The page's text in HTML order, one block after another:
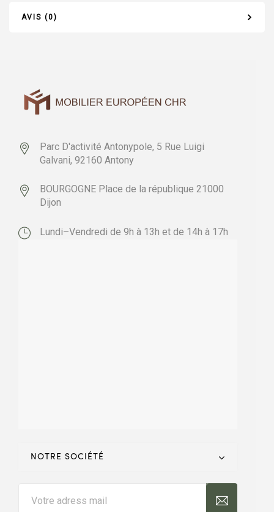
AVIS (0)
Parc D'activité Antonypole, 5 Rue Luigi
Galvani, 92160 Antony
BOURGOGNE Place de la république 21000
Dijon
Lundi–Vendredi de 9h à 13h et de 14h à 17h
NOTRE SOCIÉTÉ